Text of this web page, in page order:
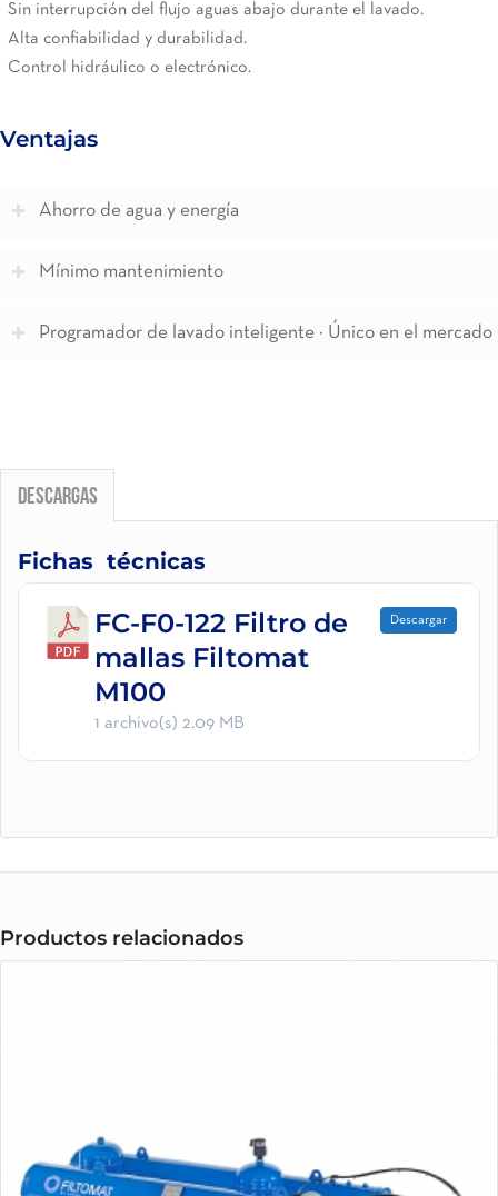
Sin interrupción del flujo aguas abajo durante el lavado.
Alta confiabilidad y durabilidad.
Control hidráulico o electrónico.
Ventajas
Ahorro de agua y energía
Mínimo mantenimiento
Programador de lavado inteligente · Único en el mercado
Descargas
Fichas técnicas
FC-F0-122 Filtro de
mallas Filtomat
M100
1 archivo(s) 2.09 MB
Descargar
Productos relacionados